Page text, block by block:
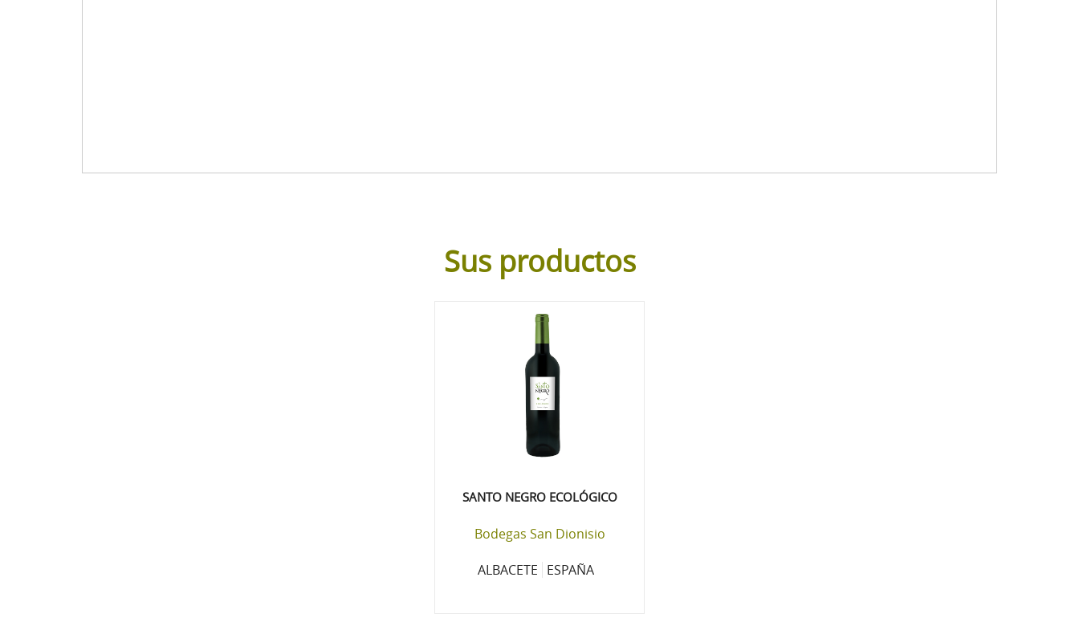
Sus productos
SANTO NEGRO ECOLÓGICO
Bodegas San Dionisio
ALBACETE ESPAÑA